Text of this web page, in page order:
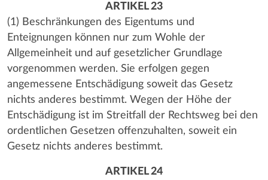
ARTIKEL 23
(1) Beschränkungen des Eigentums und
Enteignungen können nur zum Wohle der
Allgemeinheit und auf gesetzlicher Grundlage
vorgenommen werden. Sie erfolgen gegen
angemessene Entschädigung soweit das Gesetz
nichts anderes bestimmt. Wegen der Höhe der
Entschädigung ist im Streitfall der Rechtsweg bei den
ordentlichen Gesetzen offenzuhalten, soweit ein
Gesetz nichts anderes bestimmt.
ARTIKEL 24